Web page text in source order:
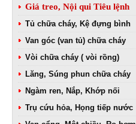
Giá treo, Nội qui Tiêu lệnh
Tủ chữa cháy, Kệ đựng bình
Van góc (van tủ) chữa cháy
Vòi chữa cháy ( vòi rồng)
Lăng, Súng phun chữa cháy
Ngàm ren, Nắp, Khớp nối
Trụ cứu hỏa, Họng tiếp nước